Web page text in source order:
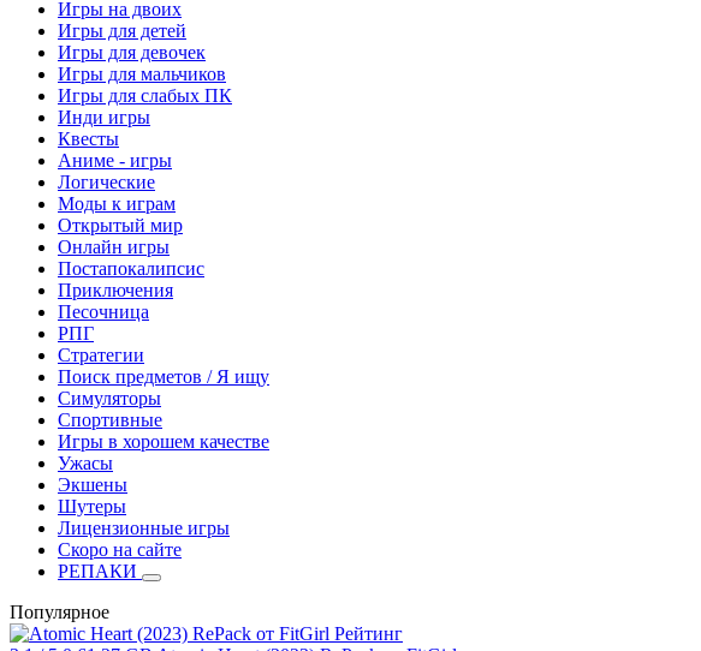
Игры на двоих
Игры для детей
Игры для девочек
Игры для мальчиков
Игры для слабых ПК
Инди игры
Квесты
Аниме - игры
Логические
Моды к играм
Открытый мир
Онлайн игры
Постапокалипсис
Приключения
Песочница
РПГ
Стратегии
Поиск предметов / Я ищу
Симуляторы
Спортивные
Игры в хорошем качестве
Ужасы
Экшены
Шутеры
Лицензионные игры
Скоро на сайте
РЕПАКИ
Популярное
Рейтинг